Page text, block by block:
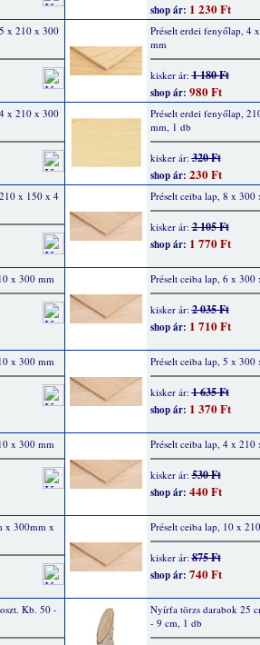
shop ár: 1 230 Ft
x 210 x 300
Préselt erdei fenyőlap, 4
mm
kisker ár:1 180 Ft
shop ár: 980 Ft
x 210 x 300
Préselt erdei fenyőlap,
mm, 1 db
kisker ár:320 Ft
shop ár: 230 Ft
x 150 x 4
Préselt ceiba lap, 8 x 300
kisker ár:2 105 Ft
shop ár: 1 770 Ft
x 300 mm Préselt ceiba lap, 6 x 300
kisker ár:2 035 Ft
shop ár: 1 710 Ft
x 300 mm Préselt ceiba lap, 5 x 300
kisker ár:1 635 Ft
shop ár: 1 370 Ft
x 300 mm Préselt ceiba lap, 4 x 210
kisker ár:530 Ft
shop ár: 440 Ft
x 300mm x
Préselt ceiba lap, 10 x
kisker ár:875 Ft
shop ár: 740 Ft
Kb. 50 -
Nyírfa törzs darabok 25
- 9 cm, 1 db